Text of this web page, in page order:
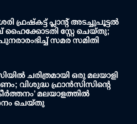
ഫ്രഷ്കട്ട് പ്ലാന്റ് അടച്ചുപൂട്ടൽ
ഹൈക്കോടതി സ്റ്റേ ചെയ്തു;
സമര സമിതി
ചരിത്രമായി ഒരു മലയാളി
വിശുദ്ധ ഫ്രാൻസിസിന്റെ
മലയാളത്തിൽ
ചെയ്തു